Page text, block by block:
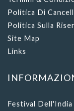
Politica Di
Politica Sulla
Site Map
Links
Festival Dell'India